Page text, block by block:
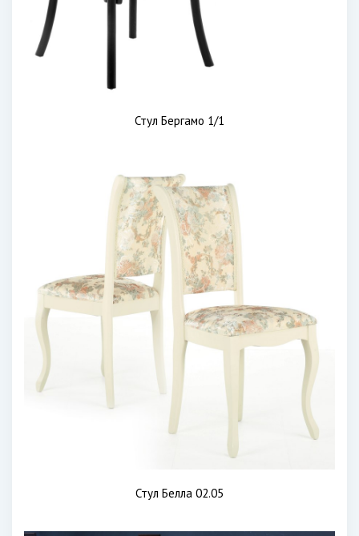
Стул Бергамо 1/1
Стул Белла 02.05